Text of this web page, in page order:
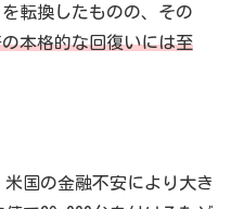
転換したものの、その
本格的な回復いには至
国の金融不安により大き